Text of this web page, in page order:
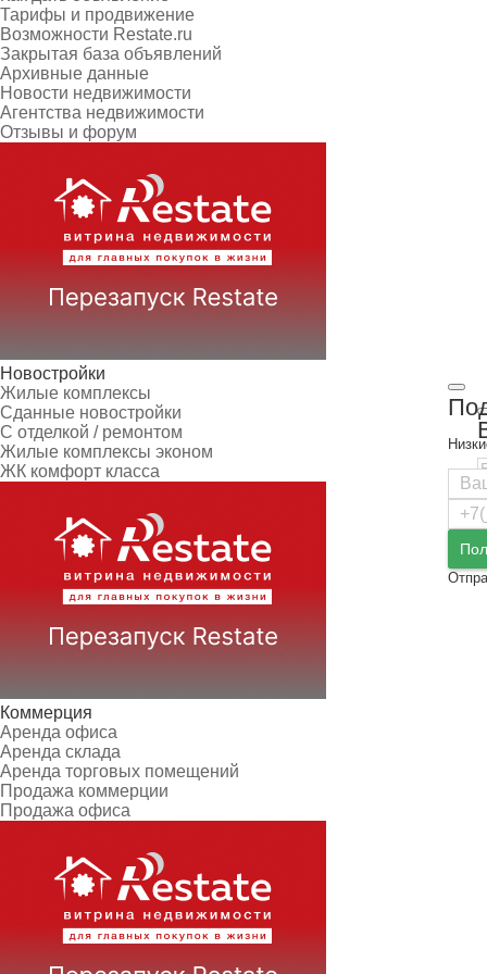
Тарифы и продвижение
Возможности Restate.ru
Закрытая база объявлений
Архивные данные
Новости недвижимости
Агентства недвижимости
Отзывы и форум
Новостройки
Жилые комплексы
Сданные новостройки
С отделкой / ремонтом
Жилые комплексы эконом
ЖК комфорт класса
Коммерция
Аренда офиса
Аренда склада
Аренда торговых помещений
Продажа коммерции
Продажа офиса